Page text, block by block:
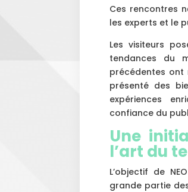
Ces rencontres
les experts et le
Les visiteurs
tendances du
précédentes ont
présenté des
expériences
confiance du
Une
l’art du
L’objectif de
grande partie